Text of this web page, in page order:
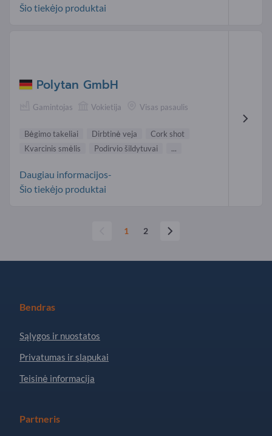
Šio tiekėjo produktai
Polytan GmbH
Gamintojas Vokietija Visas pasaulis
Bėgimo takeliai Dirbtinė veja
Cork shot
Kvarcinis smėlis
Podirvio šildytuvai ...
Daugiau informacijos-
Šio tiekėjo produktai
1 2
Bendras
Sąlygos ir nuostatos
Privatumas ir slapukai
Teisinė informacija
Partneris